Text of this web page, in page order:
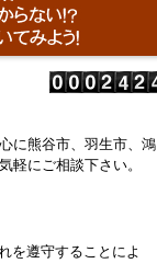
に熊谷市、羽生市、鴻
軽にご相談下さい。
を遵守することによ